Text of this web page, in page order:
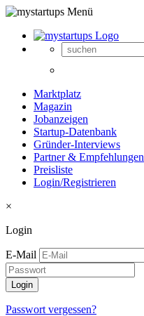
Marktplatz
Magazin
Jobanzeigen
Startup-Datenbank
Gründer-Interviews
Partner & Empfehlungen
Preisliste
Login/Registrieren
×
Login
E-Mail
Passwort vergessen?